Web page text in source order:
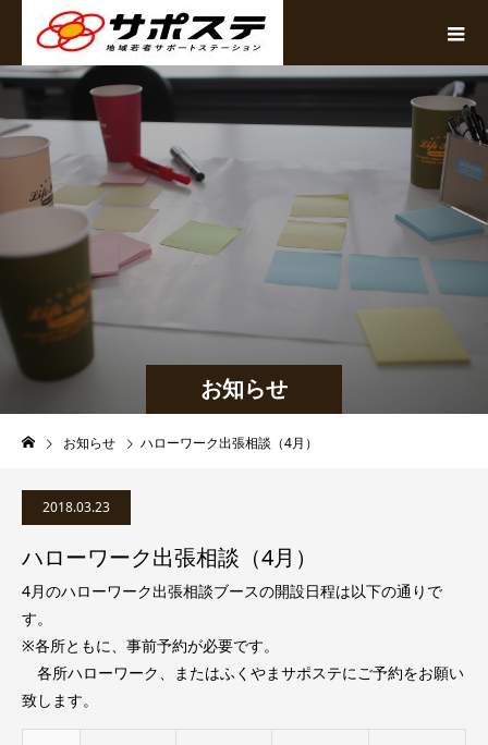
お知らせ
お知らせ ハローワーク出張相談（4月）
2018.03.23
ハローワーク出張相談（4月）
4月のハローワーク出張相談ブースの開設日程は以下の通りで
す。
※各所ともに、事前予約が必要です。
各所ハローワーク、またはふくやまサポステにご予約をお願い
致します。